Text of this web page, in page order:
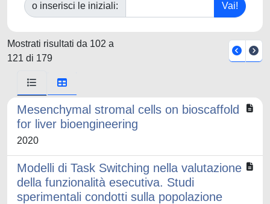
o inserisci le iniziali:
Mostrati risultati da 102 a
121 di 179
Mesenchymal stromal cells on bioscaffold
for liver bioengineering
2020
Modelli di Task Switching nella valutazione
della funzionalità esecutiva. Studi
sperimentali condotti sulla popolazione